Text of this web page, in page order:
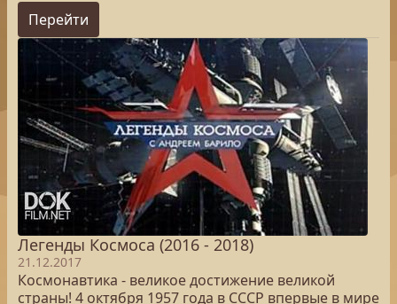
Перейти
Легенды Космоса (2016 - 2018)
21.12.2017
Космонавтика - великое достижение великой
страны! 4 октября 1957 года в СССР впервые в мире